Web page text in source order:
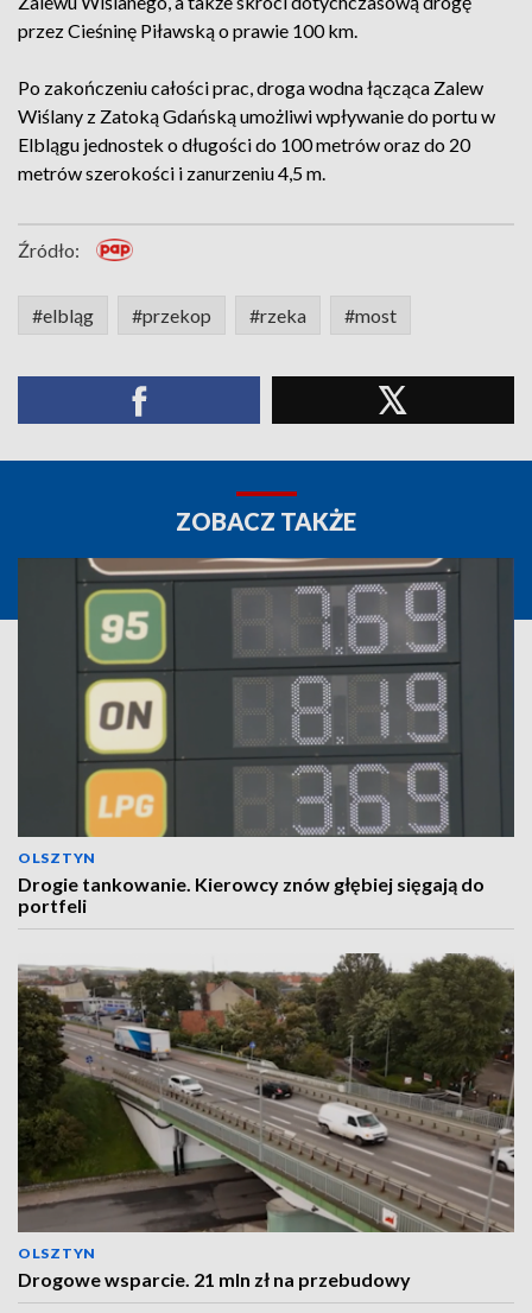
przez Cieśninę Piławską o prawie 100 km.
Po zakończeniu całości prac, droga wodna łącząca Zalew
Wiślany z Zatoką Gdańską umożliwi wpływanie do portu w
Elblągu jednostek o długości do 100 metrów oraz do 20
metrów szerokości i zanurzeniu 4,5 m.
Źródło:
#elbląg #przekop #rzeka #most
ZOBACZ TAKŻE
OLSZTYN
Drogie tankowanie. Kierowcy znów głębiej sięgają do
portfeli
OLSZTYN
Drogowe wsparcie. 21 mln zł na przebudowy